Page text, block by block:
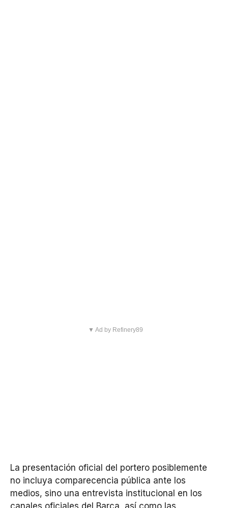
▼ Ad by Refinery89
La presentación oficial del portero posiblemente
no incluya comparecencia pública ante los
medios, sino una entrevista institucional en los
canales oficiales del Barça, así como las